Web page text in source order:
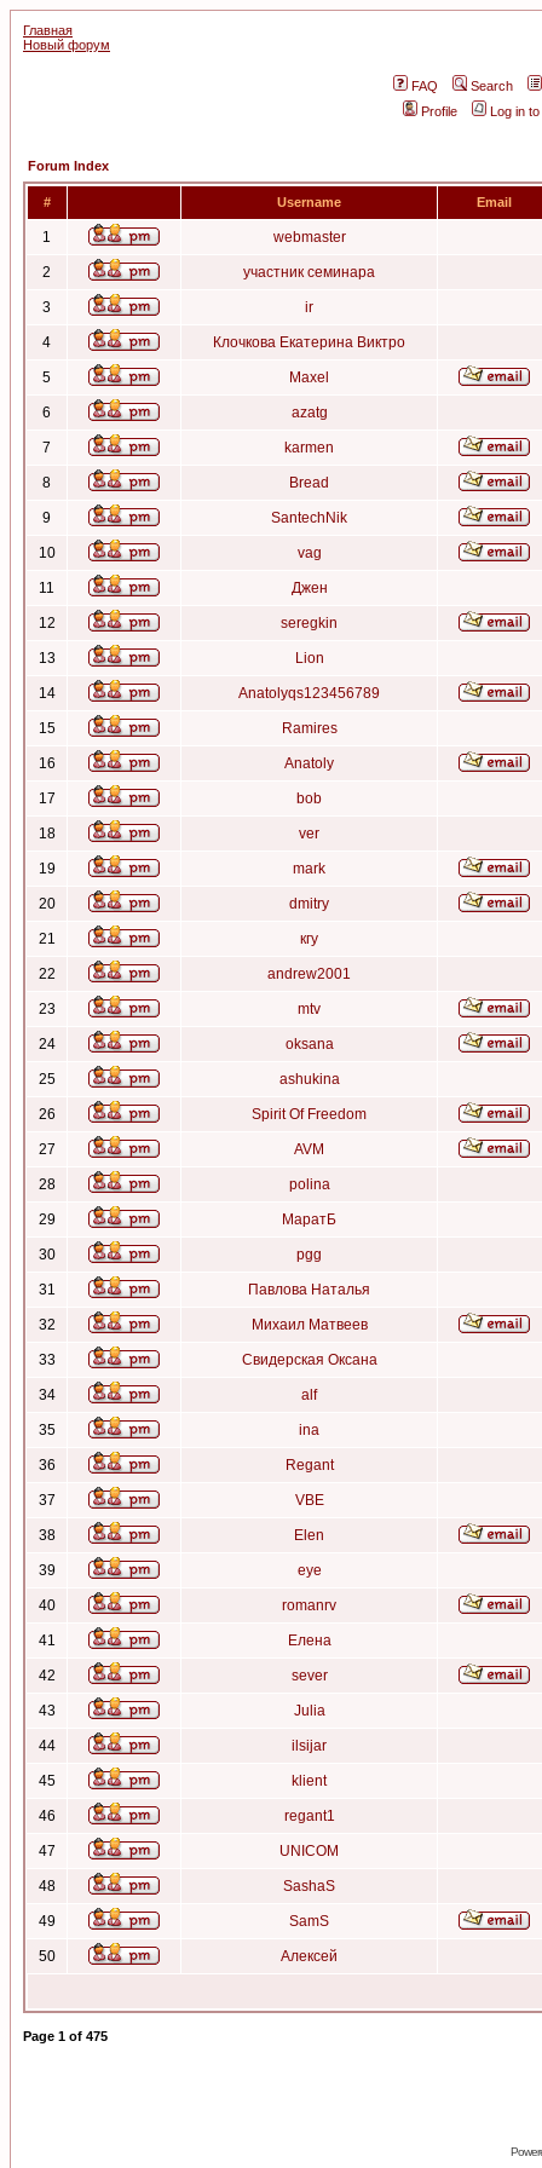
Главная
Новый форум
FAQ
Search
Profile
Log in
Forum Index
# Username Email
1 webmaster
2 участник семинара
3 ir
4 Клочкова Екатерина Виктро
5 Maxel
6 azatg
7 karmen
8 Bread
9 SantechNik
10 vag
11 Джен
12 seregkin
13 Lion
14 Anatolyqs123456789
15 Ramires
16 Anatoly
17 bob
18 ver
19 mark
20 dmitry
21 кгу
22 andrew2001
23 mtv
24 oksana
25 ashukina
26 Spirit Of Freedom
27 AVM
28 polina
29 МаратБ
30 pgg
31 Павлова Наталья
32 Михаил Матвеев
33 Свидерская Оксана
34 alf
35 ina
36 Regant
37 VBE
38 Elen
39 eye
40 romanrv
41 Елена
42 sever
43 Julia
44 ilsijar
45 klient
46 regant1
47 UNICOM
48 SashaS
49 SamS
50 Алексей
Page 1 of 475